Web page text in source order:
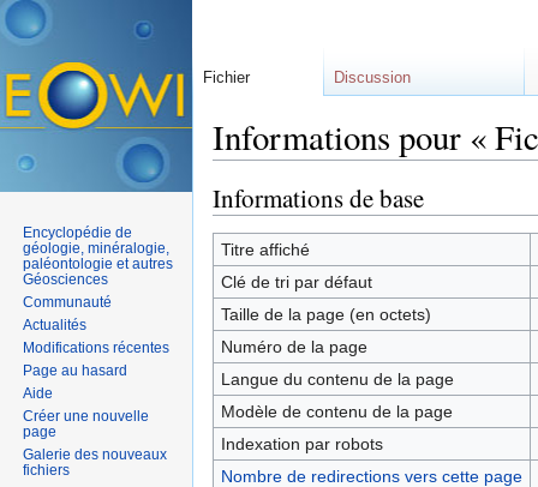
Informations pour «
Informations de base
Titre affiché
Clé de tri par défaut
Taille de la page (en octets)
Numéro de la page
Langue du contenu de la page
Modèle de contenu de la page
Indexation par robots
Nombre de redirections vers cette page
Fichier Discussion
Encyclopédie de
géologie, minéralogie,
paléontologie et autres
Géosciences
Communauté
Actualités
Modifications récentes
Page au hasard
Aide
Créer une nouvelle
page
Galerie des nouveaux
fichiers